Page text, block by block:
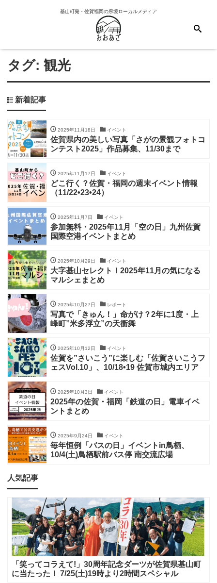
基山町発・佐賀福岡の県境ローカルメディア
タグ: 観光
新着記事
2025年11月18日 イベント
佐賀県内の美しい写真「さがの景観フォトコ
ンテスト2025」作品募集、11/30まで
2025年11月17日 イベント
どこ行く？佐賀・福岡の週末イベント情報
（11/22•23•24）
2025年11月7日 イベント
参加無料・2025年11月「空の日」九州佐賀
国際空港イベントまとめ
2025年10月29日 イベント
大字基山セレクト！2025年11月の気になる
マルシェまとめ
2025年10月27日 レポート
写真で「きゅん！」命がけ？2年に1度・上
峰町”米多浮立”の天衝舞
2025年10月12日 イベント
佐賀を”さいこう”に楽しむ「佐賀さいこうフ
ェスVol.10」、10/18•19 佐賀市城内エリア
2025年10月3日 イベント
2025年の佐賀・福岡「鉄道の日」電車イベ
ントまとめ
2025年9月24日 イベント
毎年恒例「バスの日」イベントin鳥栖、
10/4(土)鳥栖駅前バス停 南交流広場
人気記事
「笑ってコラえて!」30周年記念ダーツが佐賀県基山町
に当たった！ 7/25(土)19時より2時間スペシャル